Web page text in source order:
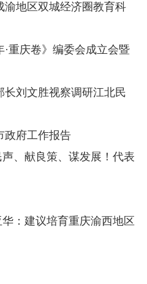
地区双城经济圈教育科
·重庆卷》编委会成立会暨
长刘文胜视察调研江北民
政府工作报告
、献良策、谋发展！代表
：建议培育重庆渝西地区